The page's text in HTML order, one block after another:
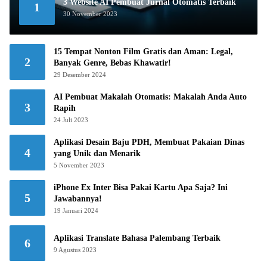
1 3 Website AI Pembuat Jurnal Otomatis Terbaik
30 November 2023
2
15 Tempat Nonton Film Gratis dan Aman: Legal,
Banyak Genre, Bebas Khawatir!
29 Desember 2024
3
AI Pembuat Makalah Otomatis: Makalah Anda Auto
Rapih
24 Juli 2023
4
Aplikasi Desain Baju PDH, Membuat Pakaian Dinas
yang Unik dan Menarik
5 November 2023
5
iPhone Ex Inter Bisa Pakai Kartu Apa Saja? Ini
Jawabannya!
19 Januari 2024
6 Aplikasi Translate Bahasa Palembang Terbaik
9 Agustus 2023